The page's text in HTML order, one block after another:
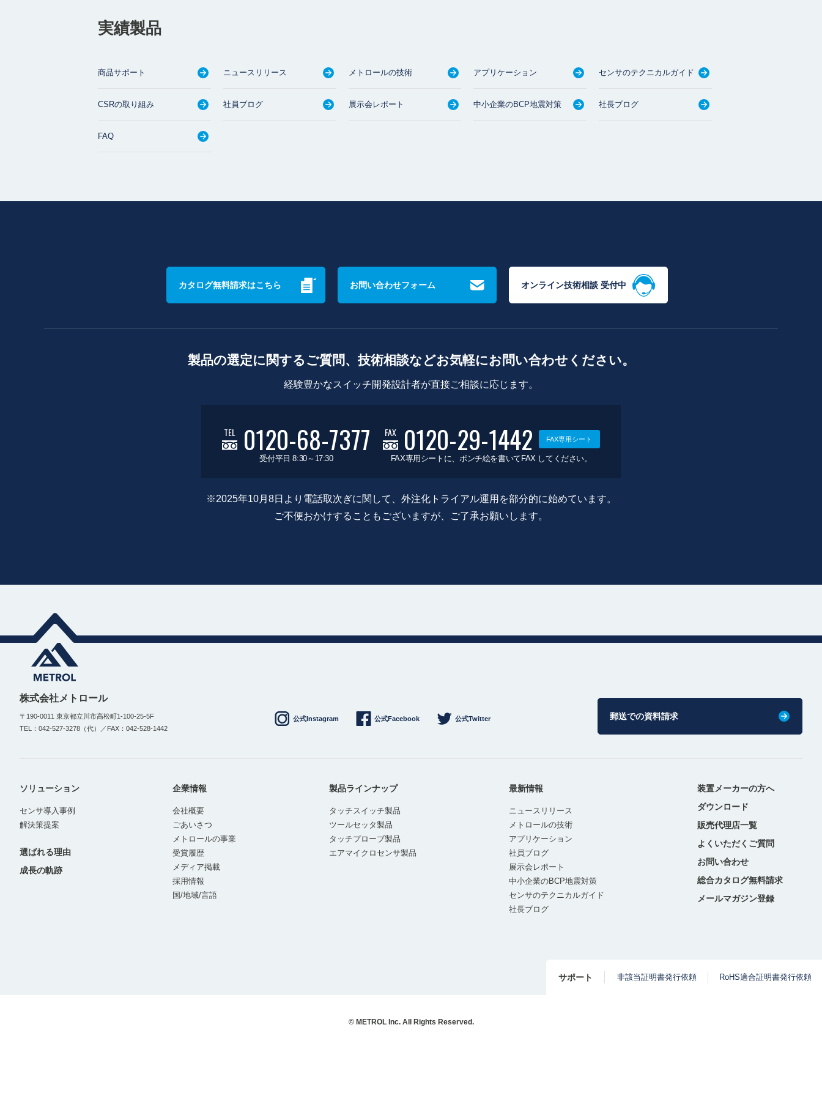
実績製品
商品サポート ニュースリリース メトロールの技術 アプリケーション センサのテクニカルガイド
CSRの取り組み 社員ブログ 展示会レポート 中小企業のBCP地震対策 社長ブログ
FAQ
カタログ無料請求はこちら お問い合わせフォーム オンライン技術相談 受付中
製品の選定に関するご質問、技術相談などお気軽にお問い合わせください。
経験豊かなスイッチ開発設計者が直接ご相談に応じます。
TEL 0120-68-7377
受付平日 8:30～17:30
FAX 0120-29-1442 FAX専用シート
FAX専用シートに、ポンチ絵を書いてFAX してください。
※2025年10月8日より電話取次ぎに関して、外注化トライアル運用を部分的に始めています。
ご不便おかけすることもございますが、ご了承お願いします。
株式会社メトロール
〒190-0011 東京都立川市高松町1-100-25-5F
TEL：042-527-3278（代）／FAX：042-528-1442
公式Instagram 公式Facebook 公式Twitter 郵送での資料請求
ソリューション
センサ導入事例
解決策提案
選ばれる理由
成長の軌跡
企業情報
会社概要
ごあいさつ
メトロールの事業
受賞履歴
メディア掲載
採用情報
国/地域/言語
製品ラインナップ
タッチスイッチ製品
ツールセッタ製品
タッチプローブ製品
エアマイクロセンサ製品
最新情報
ニュースリリース
メトロールの技術
アプリケーション
社員ブログ
展示会レポート
中小企業のBCP地震対策
センサのテクニカルガイド
社長ブログ
装置メーカーの方へ
ダウンロード
販売代理店一覧
よくいただくご質問
お問い合わせ
総合カタログ無料請求
メールマガジン登録
サポート 非該当証明書発行依頼 RoHS適合証明書発行依頼
© METROL Inc. All Rights Reserved.